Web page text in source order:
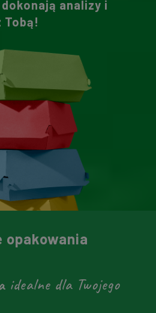
analizy i
opakowania
idealne dla Twojego